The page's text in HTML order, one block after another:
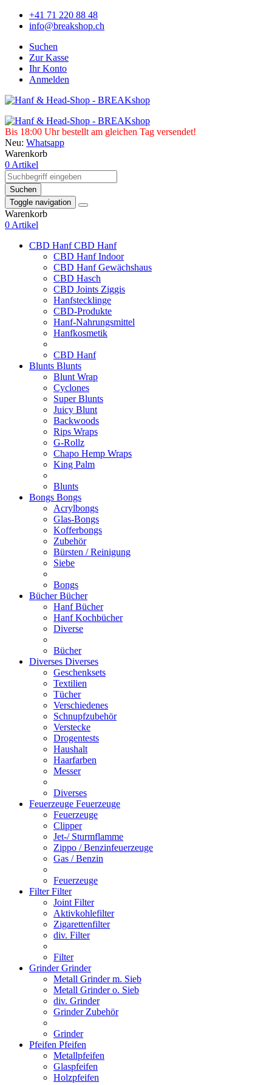
+41 71 220 88 48
info@breakshop.ch
Suchen
Zur Kasse
Ihr Konto
Anmelden
Bis 18:00 Uhr bestellt am gleichen Tag versendet!
Neu: Whatsapp
Warenkorb
0 Artikel
Suchen
Toggle navigation
Warenkorb
0 Artikel
CBD HanfCBD Hanf
CBD Hanf Indoor
CBD Hanf Gewächshaus
CBD Hasch
CBD Joints Ziggis
Hanfstecklinge
CBD-Produkte
Hanf-Nahrungsmittel
Hanfkosmetik
CBD Hanf
Blunts Blunts
Blunt Wrap
Cyclones
Super Blunts
Juicy Blunt
Backwoods
Rips Wraps
G-Rollz
Chapo Hemp Wraps
King Palm
Blunts
Bongs Bongs
Acrylbongs
Glas-Bongs
Kofferbongs
Zubehör
Bürsten / Reinigung
Siebe
Bongs
BücherBücher
Hanf Bücher
Hanf Kochbücher
Diverse
Bücher
Diverses Diverses
Geschenksets
Textilien
Tücher
Verschiedenes
Schnupfzubehör
Verstecke
Drogentests
Haushalt
Haarfarben
Messer
Diverses
Feuerzeuge Feuerzeuge
Feuerzeuge
Clipper
Jet-/ Sturmflamme
Zippo / Benzinfeuerzeuge
Gas / Benzin
Feuerzeuge
FilterFilter
Joint Filter
Aktivkohlefilter
Zigarettenfilter
div. Filter
Filter
GrinderGrinder
Metall Grinder m. Sieb
Metall Grinder o. Sieb
div. Grinder
Grinder Zubehör
Grinder
Pfeifen Pfeifen
Metallpfeifen
Glaspfeifen
Holzpfeifen